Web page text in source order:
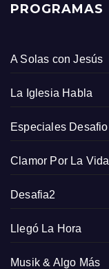
PROGRAMAS
A Solas con Jesús
La Iglesia Habla
Especiales Desafio
Clamor Por La Vida
Desafia2
Llegó La Hora
Musik & Algo Más